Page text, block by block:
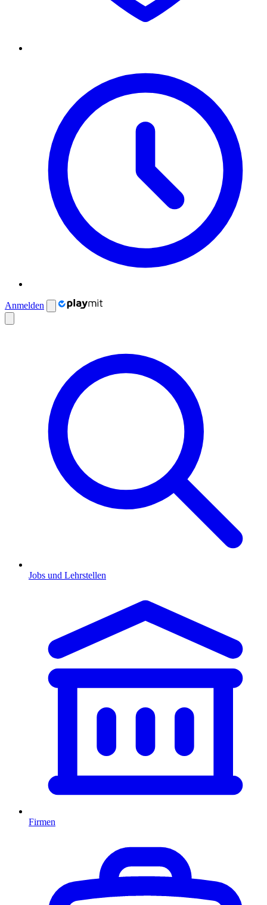
Anmelden
Jobs und Lehrstellen
Firmen